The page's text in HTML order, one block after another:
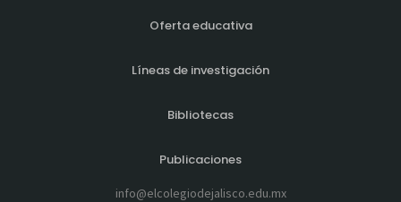
Oferta educativa
Líneas de investigación
Bibliotecas
Publicaciones
info@elcolegiodejalisco.edu.mx